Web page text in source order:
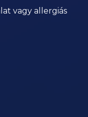
vagy allergiás